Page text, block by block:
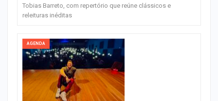
Tobias Barreto, com repertório que reúne clássicos e
releituras inéditas
AGENDA